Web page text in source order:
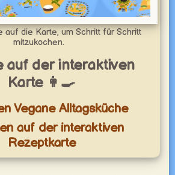
auf die Karte, um Schritt für Schritt
mitzukochen.
auf der interaktiven
Karte 👩‍🍳
Vegane Alltagsküche
auf der interaktiven
Rezeptkarte